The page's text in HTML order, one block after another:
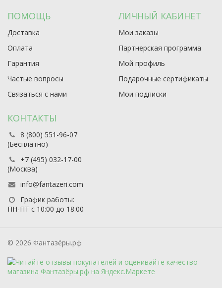
ПОМОЩЬ
Доставка
Оплата
Гарантия
Частые вопросы
Связаться с нами
ЛИЧНЫЙ КАБИНЕТ
Мои заказы
Партнерская программа
Мой профиль
Подарочные сертификаты
Мои подписки
КОНТАКТЫ
8 (800) 551-96-07
(Бесплатно)
+7 (495) 032-17-00
(Москва)
info@fantazeri.com
График работы:
ПН-ПТ с 10:00 до 18:00
© 2026 Фантазёры.рф